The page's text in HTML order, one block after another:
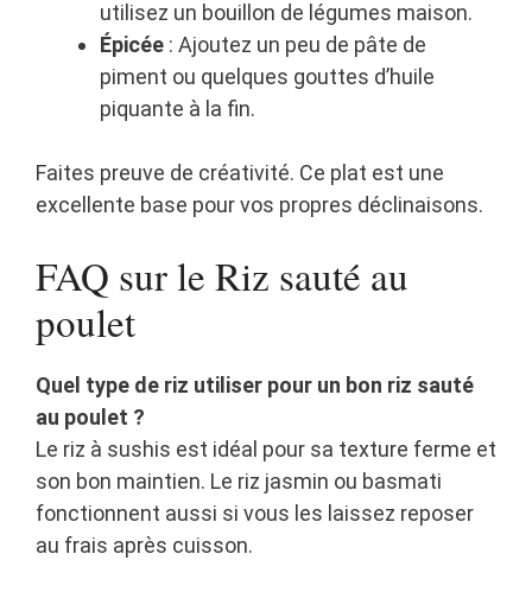
utilisez un bouillon de légumes maison.
Épicée : Ajoutez un peu de pâte de
piment ou quelques gouttes d’huile
piquante à la fin.
Faites preuve de créativité. Ce plat est une
excellente base pour vos propres déclinaisons.
FAQ sur le Riz sauté au
poulet
Quel type de riz utiliser pour un bon riz sauté
au poulet ?
Le riz à sushis est idéal pour sa texture ferme et
son bon maintien. Le riz jasmin ou basmati
fonctionnent aussi si vous les laissez reposer
au frais après cuisson.